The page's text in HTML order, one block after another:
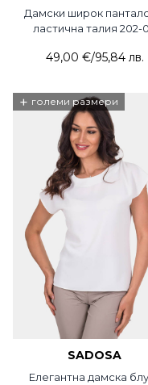
Дамски широк
ластична талия 202-
49,00 €/95,84 лв.
+ големи размери
SADOSA
Елегантна дамска